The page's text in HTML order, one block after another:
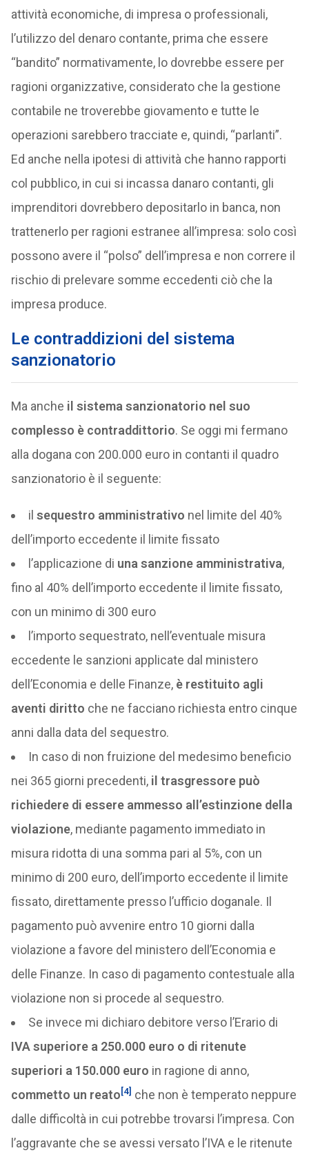
attività economiche, di impresa o professionali,
l’utilizzo del denaro contante, prima che essere
“bandito” normativamente, lo dovrebbe essere per
ragioni organizzative, considerato che la gestione
contabile ne troverebbe giovamento e tutte le
operazioni sarebbero tracciate e, quindi, “parlanti”.
Ed anche nella ipotesi di attività che hanno rapporti
col pubblico, in cui si incassa danaro contanti, gli
imprenditori dovrebbero depositarlo in banca, non
trattenerlo per ragioni estranee all’impresa: solo così
possono avere il “polso” dell’impresa e non correre il
rischio di prelevare somme eccedenti ciò che la
impresa produce.
Le contraddizioni del sistema
sanzionatorio
Ma anche il sistema sanzionatorio nel suo
complesso è contraddittorio. Se oggi mi fermano
alla dogana con 200.000 euro in contanti il quadro
sanzionatorio è il seguente:
il sequestro amministrativo nel limite del 40%
dell’importo eccedente il limite fissato
l’applicazione di una sanzione amministrativa,
fino al 40% dell’importo eccedente il limite fissato,
con un minimo di 300 euro
l’importo sequestrato, nell’eventuale misura
eccedente le sanzioni applicate dal ministero
dell’Economia e delle Finanze, è restituito agli
aventi diritto che ne facciano richiesta entro cinque
anni dalla data del sequestro.
In caso di non fruizione del medesimo beneficio
nei 365 giorni precedenti,il trasgressore può
richiedere di essere ammesso all’estinzione della
violazione, mediante pagamento immediato in
misura ridotta di una somma pari al 5%, con un
minimo di 200 euro, dell’importo eccedente il limite
fissato, direttamente presso l’ufficio doganale. Il
pagamento può avvenire entro 10 giorni dalla
violazione a favore del ministero dell’Economia e
delle Finanze. In caso di pagamento contestuale alla
violazione non si procede al sequestro.
Se invece mi dichiaro debitore verso l’Erario di
IVA superiore a 250.000 euro o di ritenute
superiori a 150.000 euro in ragione di anno,
commetto un reato[4] che non è temperato neppure
dalle difficoltà in cui potrebbe trovarsi l’impresa. Con
l’aggravante che se avessi versato l’IVA e le ritenute